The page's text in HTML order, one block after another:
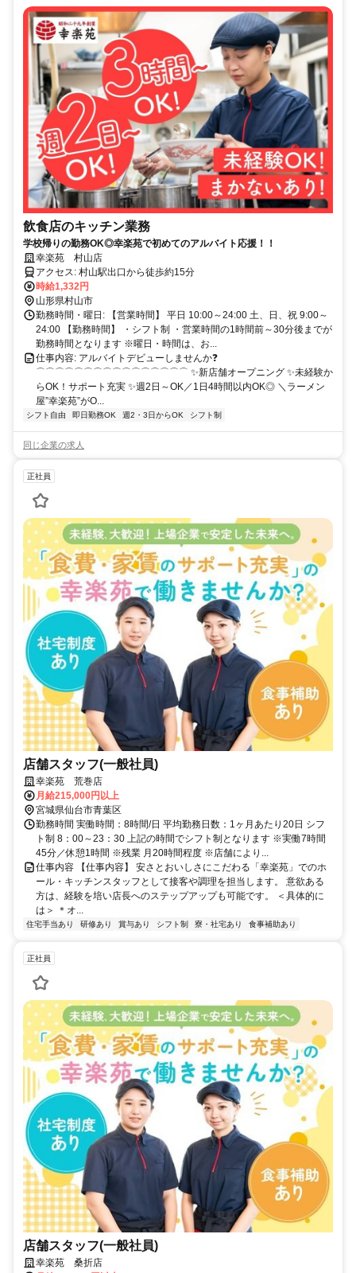
飲食店のキッチン業務
学校帰りの勤務OK◎幸楽苑で初めてのアルバイト応援！！
幸楽苑 村山店
アクセス: 村山駅出口から徒歩約15分
時給1,332円
山形県村山市
勤務時間・曜日: 【営業時間】 平日 10:00～24:00 土、日、祝 9:00～
24:00 【勤務時間】 ・シフト制 ・営業時間の1時間前～30分後までが
勤務時間となります ※曜日・時間は、お...
仕事内容: アルバイトデビューしませんか❓
⌒⌒⌒⌒⌒⌒⌒⌒⌒⌒⌒⌒⌒⌒⌒⌒ ✨新店舗オープニング ✨未経験か
らOK！サポート充実 ✨週2日～OK／1日4時間以内OK◎ ＼ラーメン
屋”幸楽苑”がO...
シフト自由 即日勤務OK 週2・3日からOK シフト制
同じ企業の求人
正社員
店舗スタッフ(一般社員)
幸楽苑 荒巻店
月給215,000円以上
宮城県仙台市青葉区
勤務時間 実働時間：8時間/日 平均勤務日数：1ヶ月あたり20日 シフ
ト制 8：00～23：30 上記の時間でシフト制となります ※実働7時間
45分／休憩1時間 ※残業 月20時間程度 ※店舗により...
仕事内容 【仕事内容】 安さとおいしさにこだわる「幸楽苑」でのホ
ール・キッチンスタッフとして接客や調理を担当します。 意欲ある
方は、経験を培い店長へのステップアップも可能です。 ＜具体的に
は＞ ＊オ...
住宅手当あり 研修あり 賞与あり シフト制 寮・社宅あり 食事補助あり
正社員
店舗スタッフ(一般社員)
幸楽苑 桑折店